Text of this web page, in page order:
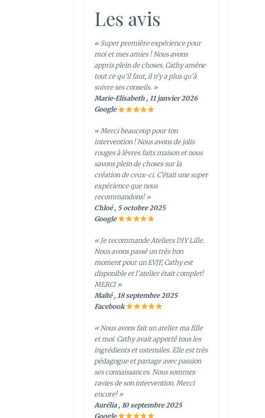
Les avis
« Super première expérience pour
moi et mes amies ! Nous avons
appris plein de choses. Cathy amène
tout ce qu’il faut, il n’y a plus qu’à
suivre ses conseils. »
Marie-Elisabeth , 11 janvier 2026
Google
« Merci beaucoup pour ton
intervention ! Nous avons de jolis
rouges à lèvres faits maison et nous
savons plein de choses sur la
création de ceux-ci. C’était une super
expérience que nous
recommandons! »
Chloé , 5 octobre 2025
Google
« Je recommande Ateliers DIY Lille.
Nous avons passé un très bon
moment pour un EVJF, Cathy est
disponible et l’atelier était complet!
MERCI »
Maïté , 18 septembre 2025
Facebook
« Nous avons fait un atelier ma fille
et moi. Cathy avait apporté tous les
ingrédients et ustensiles. Elle est très
pédagogue et partage avec passion
ses connaissances. Nous sommes
ravies de son intervention. Merci
encore! »
Aurélia , 10 septembre 2025
Google